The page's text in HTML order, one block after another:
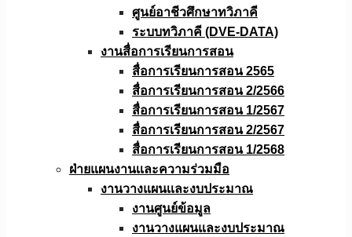
ศูนย์อาชีวศึกษาทวิภาคี
ระบบทวิภาคี (DVE-DATA)
งานสื่อการเรียนการสอน
สื่อการเรียนการสอน 2565
สื่อการเรียนการสอน 2/2566
สื่อการเรียนการสอน 1/2567
สื่อการเรียนการสอน 2/2567
สื่อการเรียนการสอน 1/2568
ฝ่ายแผนงานเเละความร่วมมือ
งานวางแผนเเละงบประมาณ
งานศูนย์ข้อมูล
งานวางแผนและงบประมาณ